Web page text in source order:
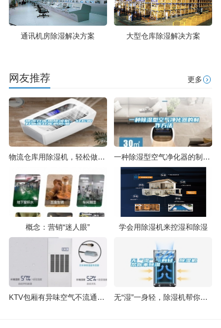
通讯机房除湿解决方案 大型仓库除湿解决方案
网友推荐 更多
物流仓库用除湿机，轻松做好物流仓库的防潮 一种除湿型空气净化器的制作方法
概念：营销“迷人眼” 学会用除湿机来控湿和除湿
KTV包厢有异味空气不流通可以用新风系统吗 无“湿”一身轻，除湿机帮你来除湿